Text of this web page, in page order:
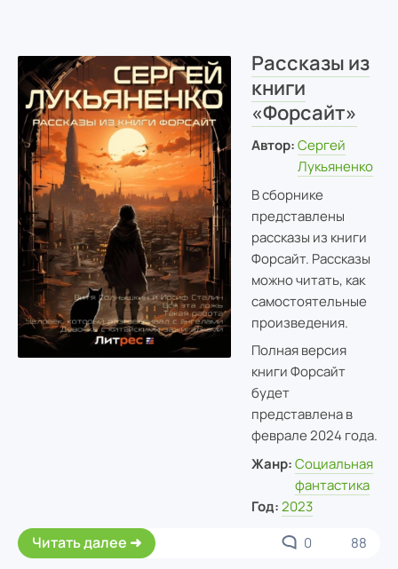
Рассказы из
книги
«Форсайт»
Автор: Сергей
Лукьяненко
В сборнике
представлены
рассказы из книги
Форсайт. Рассказы
можно читать, как
самостоятельные
произведения.
Полная версия
книги Форсайт
будет
представлена в
феврале 2024 года.
Жанр: Социальная
фантастика
Год: 2023
Читать далее 0 88